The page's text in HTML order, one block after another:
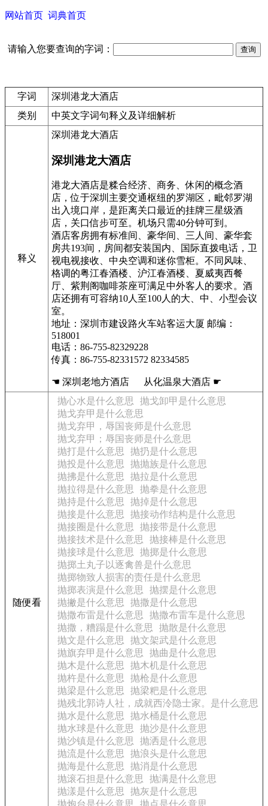
网站首页 词典首页
请输入您要查询的字词：
字词
深圳港龙大酒店
类别
中英文字词句释义及详细解析
释义
深圳港龙大酒店
深圳港龙大酒店
港龙大酒店是糅合经济、商务、休闲的概念酒
店，位于深圳主要交通枢纽的罗湖区，毗邻罗湖
出入境口岸，是距离关口最近的挂牌三星级酒
店，关口信步可至。机场只需40分钟可到。
酒店客房拥有标准间、豪华间、三人间、豪华套
房共193间，房间都安装国内、国际直拨电话，卫
视电视接收、中央空调和迷你雪柜。不同风味、
格调的粤江春酒楼、沪江春酒楼、夏威夷西餐
厅、紫荆阁咖啡茶座可满足中外客人的要求。酒
店还拥有可容纳10人至100人的大、中、小型会议
室。
地址：深圳市建设路火车站客运大厦 邮编：
518001
电话：86-755-82329228
传真：86-755-82331572 82334585
☚ 深圳老地方酒店 从化温泉大酒店 ☛
随便看
抛心水是什么意思
抛戈卸甲是什么意思
抛戈弃甲是什么意思
抛戈弃甲，辱国丧师是什么意思
抛戈弃甲；辱国丧师是什么意思
抛打是什么意思
抛扔是什么意思
抛投是什么意思
抛抛族是什么意思
抛拂是什么意思
抛拉是什么意思
抛拉得是什么意思
抛拳是什么意思
抛持是什么意思
抛掉是什么意思
抛接是什么意思
抛接动作结构是什么意思
抛接圈是什么意思
抛接带是什么意思
抛接技术是什么意思
抛接棒是什么意思
抛接球是什么意思
抛掷是什么意思
抛掷土丸子以逐禽兽是什么意思
抛掷物致人损害的责任是什么意思
抛掷表演是什么意思
抛摆是什么意思
抛撇是什么意思
抛撒是什么意思
抛撒布雷是什么意思
抛撒布雷车是什么意思
抛撒，糟蹋是什么意思
抛散是什么意思
抛文是什么意思
抛文架武是什么意思
抛旗弃甲是什么意思
抛曲是什么意思
抛木是什么意思
抛木机是什么意思
抛杵是什么意思
抛枪是什么意思
抛梁是什么意思
抛梁粑是什么意思
抛残北郭诗人社，成就西泠隐士家。是什么意思
抛水是什么意思
抛水桶是什么意思
抛水球是什么意思
抛沙是什么意思
抛沙镇是什么意思
抛洒是什么意思
抛流是什么意思
抛浪头是什么意思
抛海是什么意思
抛消是什么意思
抛滚石担是什么意思
抛满是什么意思
抛漾是什么意思
抛灰是什么意思
抛炮台是什么意思
抛点是什么意思